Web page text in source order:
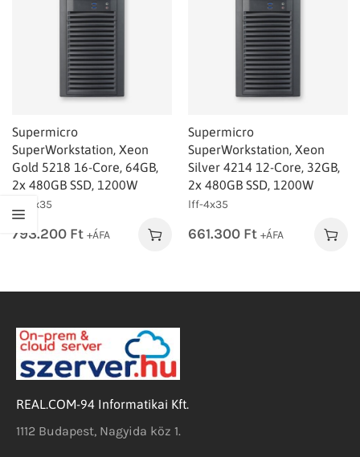
Supermicro
SuperWorkstation, Xeon
Gold 5218 16-Core, 64GB,
2x 480GB SSD, 1200W
lff-4x35
793.200 Ft +ÁFA
Supermicro
SuperWorkstation, Xeon
Silver 4214 12-Core, 32GB,
2x 480GB SSD, 1200W
lff-4x35
661.300 Ft +ÁFA
REAL.COM-94 Informatikai Kft.
1112 Budapest, Nagyida köz 1.